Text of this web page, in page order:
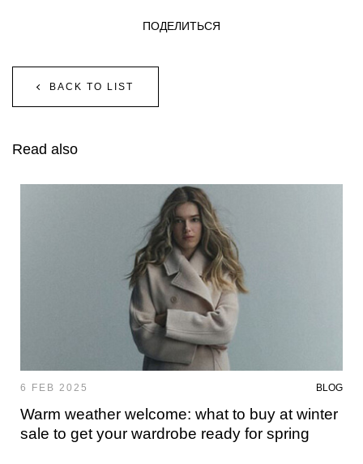
BACK TO LIST
ПОДЕЛИТЬСЯ
Read also
6 FEB 2025 BLOG
Warm weather welcome: what to buy at winter
sale to get your wardrobe ready for spring